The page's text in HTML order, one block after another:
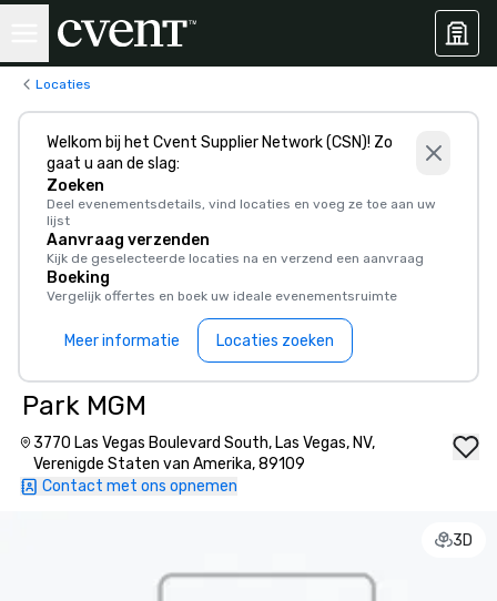
Locaties
Welkom bij het Cvent Supplier Network (CSN)! Zo
gaat u aan de slag:
Zoeken
Deel evenementsdetails, vind locaties en voeg ze toe aan uw
lijst
Aanvraag verzenden
Kijk de geselecteerde locaties na en verzend een aanvraag
Boeking
Vergelijk offertes en boek uw ideale evenementsruimte
Meer informatie Locaties zoeken
Park MGM
3770 Las Vegas Boulevard South, Las Vegas, NV,
Verenigde Staten van Amerika, 89109
Contact met ons opnemen
3D